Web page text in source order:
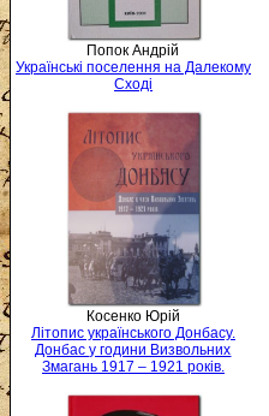
Попок Андрій
Українські поселення на Далекому
Сході
Косенко Юрій
Літопис українського Донбасу.
Донбас у години Визвольних
Змагань 1917 – 1921 років.